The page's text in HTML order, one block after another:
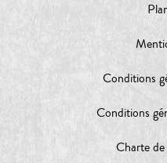
Conditions
Conditions
Charte